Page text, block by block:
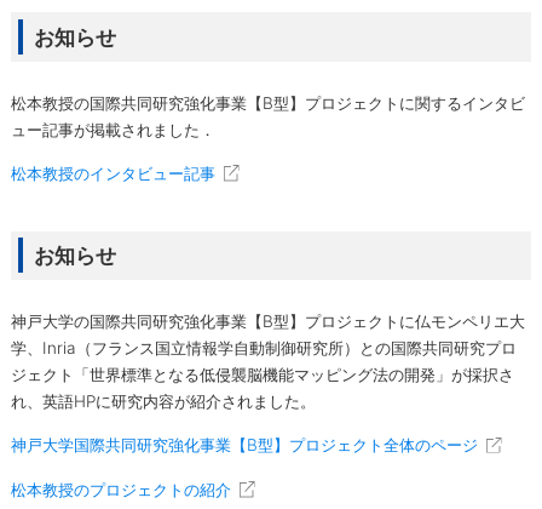
お知らせ
松本教授の国際共同研究強化事業【B型】プロジェクトに関するインタビ
ュー記事が掲載されました．
松本教授のインタビュー記事
お知らせ
神戸大学の国際共同研究強化事業【B型】プロジェクトに仏モンペリエ大
学、Inria（フランス国立情報学自動制御研究所）との国際共同研究プロ
ジェクト「世界標準となる低侵襲脳機能マッピング法の開発」が採択さ
れ、英語HPに研究内容が紹介されました。
神戸大学国際共同研究強化事業【B型】プロジェクト全体のページ
松本教授のプロジェクトの紹介